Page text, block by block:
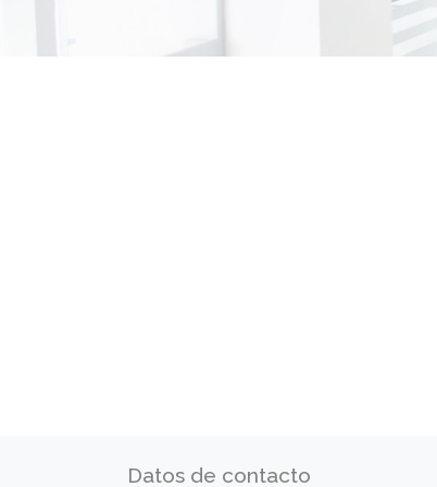
Datos de contacto